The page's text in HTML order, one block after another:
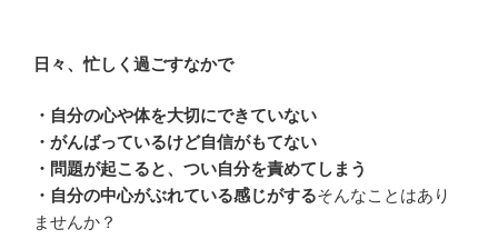
日々、忙しく過ごすなかで
・自分の心や体を大切にできていない
・がんばっているけど自信がもてない
・問題が起こると、つい自分を責めてしまう
・自分の中心がぶれている感じがするそんなことはあり
ませんか？